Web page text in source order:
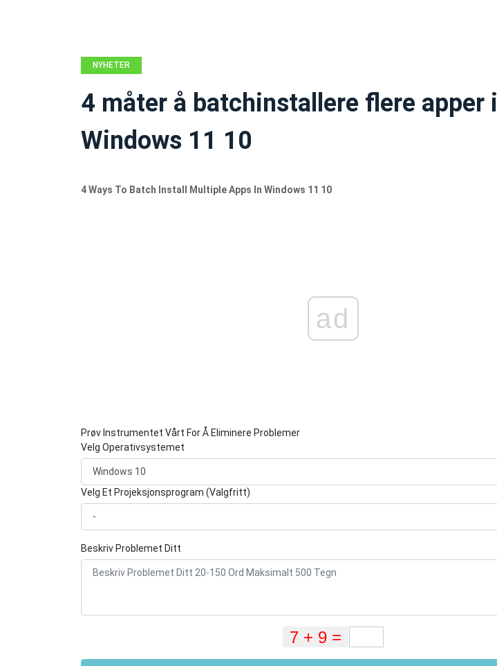
NYHETER
4 måter å batchinstallere flere apper i
Windows 11 10
4 Ways To Batch Install Multiple Apps In Windows 11 10
ad
Prøv Instrumentet Vårt For Å Eliminere Problemer
Velg Operativsystemet
Velg Et Projeksjonsprogram (Valgfritt)
Beskriv Problemet Ditt